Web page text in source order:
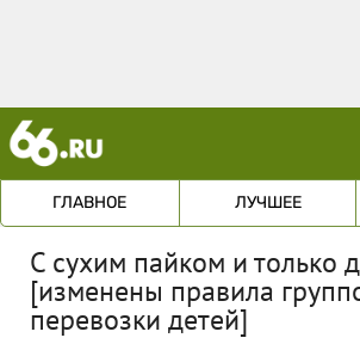
ГЛАВНОЕ ЛУЧШЕЕ
С сухим пайком и только
[изменены правила
перевозки детей]